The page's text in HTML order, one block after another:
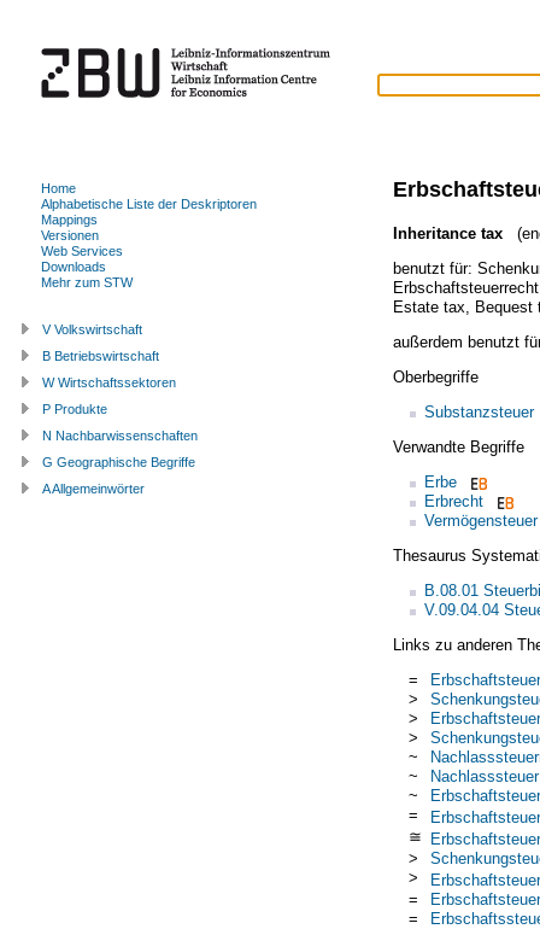
Inheritance tax
benutzt für:
Erbschaftsteuerrecht
Estate tax
Bequest
außerdem benutzt
Oberbegriffe
Substanzsteuer
Verwandte Begriffe
Erbe
Erbrecht
Vermögensteuer
Thesaurus
B.08.01
V.09.04.04
Links zu anderen
=
Erbschaftsteuer
>
>
>
~
~
Nachlasssteuer
~
=
Erbschaftsteuer
≅ Erbschaftsteuer
>
>
=
Erbschaftsteuer
=
Home
Alphabetische Liste der Deskriptoren
Mappings
Versionen
Web Services
Downloads
Mehr zum STW
V Volkswirtschaft
B Betriebswirtschaft
W Wirtschaftssektoren
P Produkte
N Nachbarwissenschaften
G Geographische Begriffe
A Allgemeinwörter